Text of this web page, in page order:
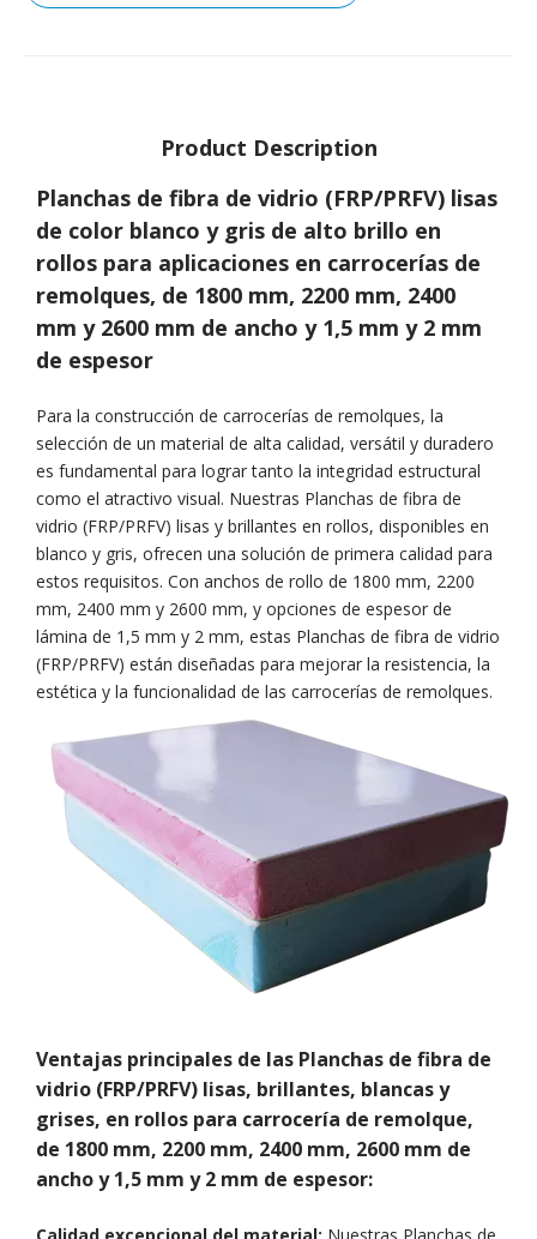
Product Description
Planchas de fibra de vidrio (FRP/PRFV) lisas
de color blanco y gris de alto brillo en
rollos para aplicaciones en carrocerías de
remolques, de 1800 mm, 2200 mm, 2400
mm y 2600 mm de ancho y 1,5 mm y 2 mm
de espesor
Para la construcción de carrocerías de remolques, la
selección de un material de alta calidad, versátil y duradero
es fundamental para lograr tanto la integridad estructural
como el atractivo visual. Nuestras Planchas de fibra de
vidrio (FRP/PRFV) lisas y brillantes en rollos, disponibles en
blanco y gris, ofrecen una solución de primera calidad para
estos requisitos. Con anchos de rollo de 1800 mm, 2200
mm, 2400 mm y 2600 mm, y opciones de espesor de
lámina de 1,5 mm y 2 mm, estas Planchas de fibra de vidrio
(FRP/PRFV) están diseñadas para mejorar la resistencia, la
estética y la funcionalidad de las carrocerías de remolques.
Ventajas principales de las Planchas de fibra de
vidrio (FRP/PRFV) lisas, brillantes, blancas y
grises, en rollos para carrocería de remolque,
de 1800 mm, 2200 mm, 2400 mm, 2600 mm de
ancho y 1,5 mm y 2 mm de espesor: